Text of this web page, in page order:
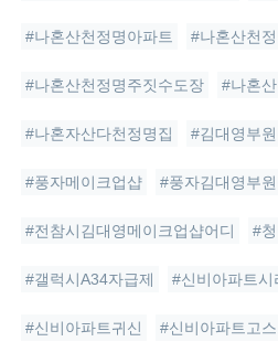
#나혼산천정명아파트 #나혼산천
#나혼산천정명주짓수도장 #나혼
#나혼자산다천정명집 #김대영부
#풍자메이크업샵 #풍자김대영부
#전참시김대영메이크업샵어디 #
#갤럭시A34자급제 #신비아파트시
#신비아파트귀신 #신비아파트고